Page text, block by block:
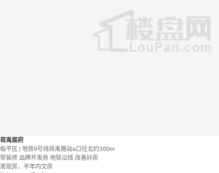
荷禹宸府
临平区 | 地铁9号线荷禹路站a口往北约300m
带装修 品牌开发商 地铁沿线 改善好房
准现房，半年内交房